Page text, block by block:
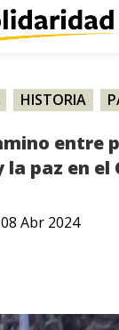
HISTORIA
entre
la paz en
08 Abr 2024